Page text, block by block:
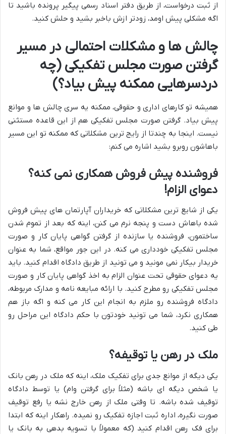
از ثبت درخواست، از طریق دفتر اسناد رسمی پیگیر پرونده باشید تا
اگه مشکلی پیش اومد، زودتر ازش باخبر بشید و حلش کنید.
چالش ها و مشکلات احتمالی در مسیر
گرفتن صورت مجلس تفکیکی (چه
دردسرهایی ممکنه پیش بیاد؟)
همیشه تو کارهای اداری و حقوقی، ممکنه یه سری چالش ها و موانع
پیش بیاد. گرفتن صورت مجلس تفکیکی هم از این قاعده مستثنی
نیست. اینجا به چندتا از رایج ترین مشکلاتی که ممکنه تو این مسیر
باهاشون روبرو بشید اشاره می کنم:
فروشنده پیش فروش همکاری نمی کنه؟
دعوای الزام!
یکی از شایع ترین مشکلاتی که خریداران آپارتمان های پیش فروش
شده باهاش دست و پنجه نرم می کنن، اینه که بعد از تموم شدن
ساختمون، فروشنده یا سازنده از گرفتن گواهی پایان کار و صورت
مجلس تفکیکی خودداری می کنه. در این جور مواقع، شما به عنوان
خریدار بیکار نمی مونید و می تونید از طریق دادگاه اقدام کنید. باید
یه دعوای حقوقی تحت عنوان الزام به اخذ گواهی پایان کار و صورت
مجلس تفکیکی رو مطرح کنید. با ارائه مبایعه نامه و مدارک مربوطه،
دادگاه فروشنده رو ملزم به انجام این کار می کنه و اگه باز هم
همکاری نکرد، شما می تونید خودتون با حکم دادگاه این مراحل رو
طی کنید.
ملک در رهن یا توقیفه؟
یکی دیگه از موانع جدی برای تفکیک ملک، اینه که ملک در رهن بانک
یا شخص دیگه ای باشه (مثلاً برای گرفتن وام) یا توسط دادگاه
توقیف شده باشه. تا وقتی ملک از رهن خارج نشه یا رفع توقیف
صورت نگیره، اداره ثبت اجازه تفکیک رو نمیده. راهکار اینه که ابتدا
برای فک رهن اقدام کنید (که معمولاً با تسویه بدهی به بانک یا